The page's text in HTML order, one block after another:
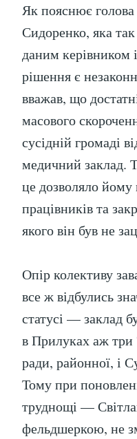
Як пояснює
Сидоренко, яка
даним керівником
рішення є
вважав, що
масового
сусідній громаді
медичний заклад.
це дозволяло йому
працівників та
якого він був не
Опір колективу
все ж відбулись
статусі — заклад
в Прилуках аж три
ради, районної, і
Тому при
труднощі —
фельдшеркою, не